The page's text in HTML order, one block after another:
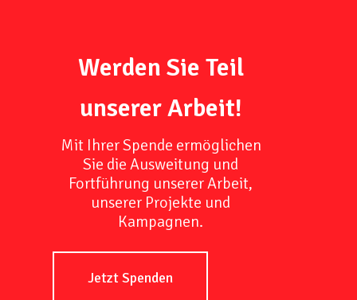
Werden Sie Teil
unserer Arbeit!
Mit Ihrer Spende ermöglichen
Sie die Ausweitung und
Fortführung unserer Arbeit,
unserer Projekte und
Kampagnen.
Jetzt Spenden